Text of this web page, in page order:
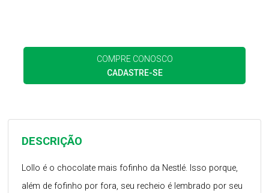
COMPRE CONOSCO
CADASTRE-SE
DESCRIÇÃO
Lollo é o chocolate mais fofinho da Nestlé. Isso porque,
além de fofinho por fora, seu recheio é lembrado por seu